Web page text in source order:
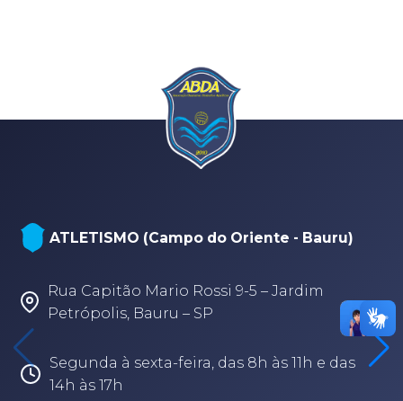
ATLETISMO (Campo do Oriente - Bauru)
Rua Capitão Mario Rossi 9-5 – Jardim
Petrópolis, Bauru – SP
Segunda à sexta-feira, das 8h às 11h e das
14h às 17h